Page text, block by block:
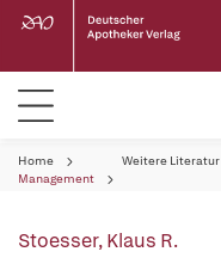
Home Weitere Literatur
Management
Stoesser, Klaus R.